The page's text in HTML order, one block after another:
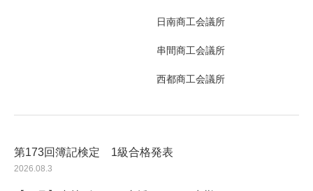
日南商工会議所
串間商工会議所
西都商工会議所
第173回簿記検定 1級合格発表
2026.08.3